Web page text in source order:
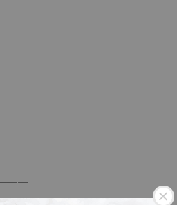
珠 系列蒐藏雕像 悟空 鳥山
室]